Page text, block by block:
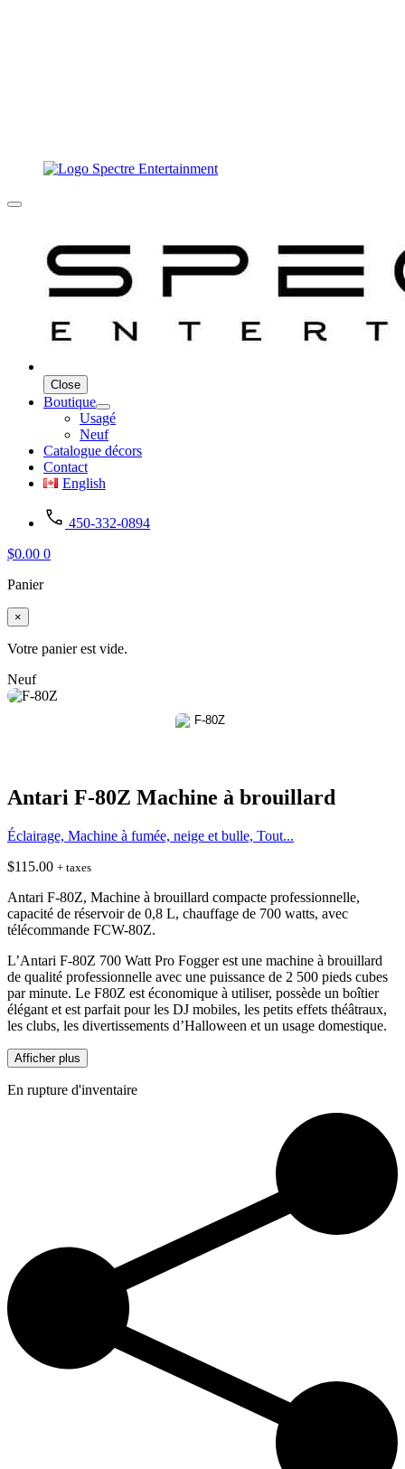
Close
Boutique
Usagé
Neuf
Catalogue décors
Contact
English
450-332-0894
$0.00 0
Panier
×
Votre panier est vide.
Neuf
Antari F-80Z Machine à brouillard
Éclairage, Machine à fumée, neige et bulle, Tout...
$115.00 + taxes
Antari F-80Z, Machine à brouillard compacte professionnelle,
capacité de réservoir de 0,8 L, chauffage de 700 watts, avec
télécommande FCW-80Z.
L’Antari F-80Z 700 Watt Pro Fogger est une machine à brouillard
de qualité professionnelle avec une puissance de 2 500 pieds cubes
par minute. Le F80Z est économique à utiliser, possède un boîtier
élégant et est parfait pour les DJ mobiles, les petits effets théâtraux,
les clubs, les divertissements d’Halloween et un usage domestique.
Afficher plus
En rupture d'inventaire